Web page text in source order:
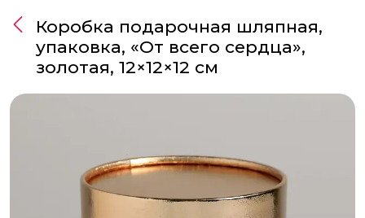
Коробка подарочная шляпная,
упаковка, «От всего сердца»,
золотая, 12×12×12 см